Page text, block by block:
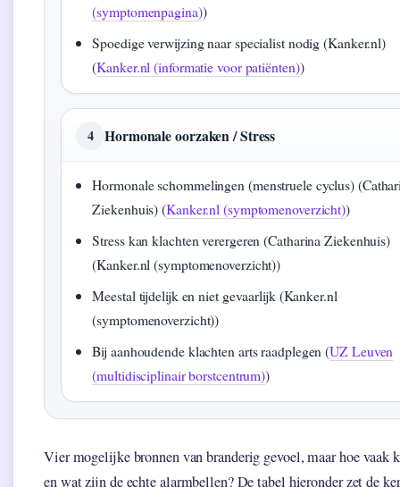
(symptomenpagina))
Spoedige verwijzing naar specialist nodig (Kanker.nl)
(Kanker.nl (informatie voor patiënten))
4 Hormonale oorzaken / Stress
Hormonale schommelingen (menstruele cyclus)
Ziekenhuis) (Kanker.nl (symptomenoverzicht))
Stress kan klachten verergeren (Catharina Ziekenhuis)
(Kanker.nl (symptomenoverzicht))
Meestal tijdelijk en niet gevaarlijk (Kanker.nl
(symptomenoverzicht))
Bij aanhoudende klachten arts raadplegen (UZ Leuven
(multidisciplinair borstcentrum))
Vier mogelijke bronnen van branderig gevoel, maar hoe vaak
en wat zijn de echte alarmbellen? De tabel hieronder zet de